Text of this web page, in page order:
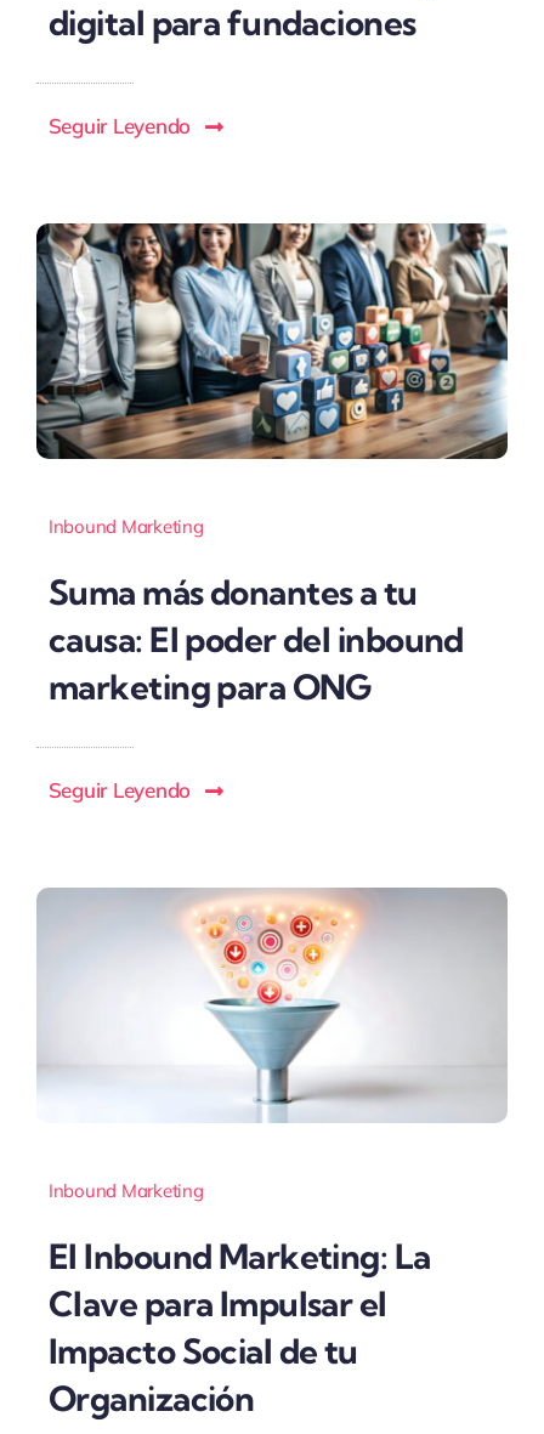
digital para fundaciones
Seguir Leyendo
Inbound Marketing
Suma más donantes a tu
causa: El poder del inbound
marketing para ONG
Seguir Leyendo
Inbound Marketing
El Inbound Marketing: La
Clave para Impulsar el
Impacto Social de tu
Organización